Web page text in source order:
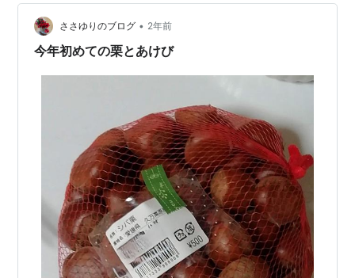
功した！！ １度、飲んだらヤメられないが、一旦、ヤメ
ることに成功したら、飲まなくても平気になる。 代わり
に、サントリーのオールフリーのノンアルコールビール
ささゆりのブログ • 2年前
今年初めての栗とあけび